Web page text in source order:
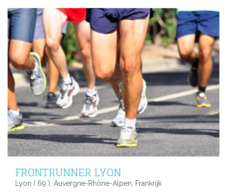
FRONTRUNNER LYON
Lyon ( 69 ), Auvergne-Rhône-Alpen, Frankrijk